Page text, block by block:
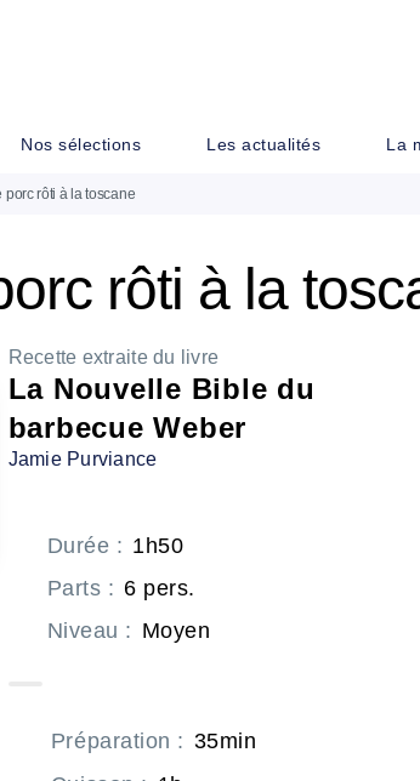
Nos sélections Les actualités La
porc rôti à la toscane
rôti à la
Recette extraite du livre
La Nouvelle Bible du
barbecue Weber
Jamie Purviance
Durée : 1h50
Parts : 6 pers.
Niveau : Moyen
Préparation : 35min